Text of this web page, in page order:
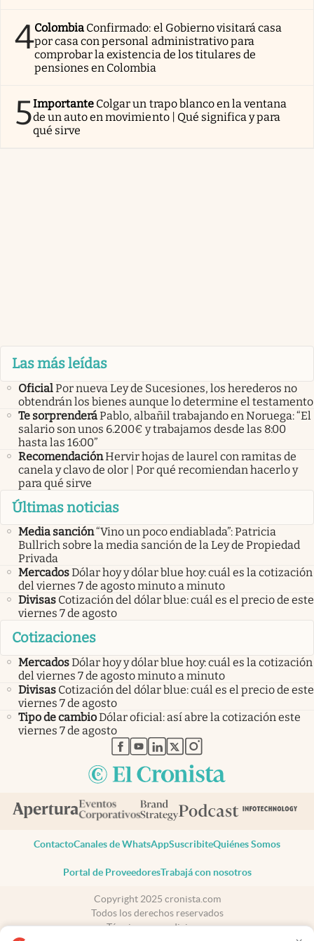
4Colombia Confirmado: el Gobierno visitará casa
por casa con personal administrativo para
comprobar la existencia de los titulares de
pensiones en Colombia
5Importante Colgar un trapo blanco en la ventana
de un auto en movimiento | Qué significa y para
qué sirve
Las más leídas
OficialPor nueva Ley de Sucesiones, los herederos no
obtendrán los bienes aunque lo determine el testamento
Te sorprenderáPablo, albañil trabajando en Noruega: “El
salario son unos 6.200€ y trabajamos desde las 8:00
hasta las 16:00”
RecomendaciónHervir hojas de laurel con ramitas de
canela y clavo de olor | Por qué recomiendan hacerlo y
para qué sirve
Últimas noticias
Media sanción“Vino un poco endiablada”: Patricia
Bullrich sobre la media sanción de la Ley de Propiedad
Privada
MercadosDólar hoy y dólar blue hoy: cuál es la cotización
del viernes 7 de agosto minuto a minuto
Divisas Cotización del dólar blue: cuál es el precio de este
viernes 7 de agosto
Cotizaciones
MercadosDólar hoy y dólar blue hoy: cuál es la cotización
del viernes 7 de agosto minuto a minuto
Divisas Cotización del dólar blue: cuál es el precio de este
viernes 7 de agosto
Tipo de cambioDólar oficial: así abre la cotización este
viernes 7 de agosto
abre en nueva pestaña
abre en nueva pestaña
abre en nueva pestaña
abre en nueva pestaña
abre en nueva pestaña
ContactoCanales de WhatsAppSuscribiteQuiénes Somos
Portal de ProveedoresTrabajá con nosotros
Copyright 2025 cronista.com
Todos los derechos reservados
Términos y condiciones